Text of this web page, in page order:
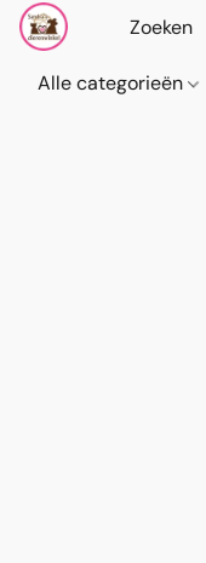
Alle categorieën